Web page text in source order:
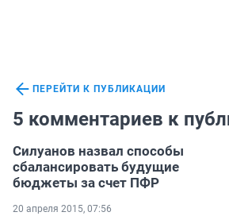
ПЕРЕЙТИ К ПУБЛИКАЦИИ
5 комментариев к
Силуанов назвал способы
сбалансировать будущие
бюджеты за счет ПФР
20 апреля 2015, 07:56